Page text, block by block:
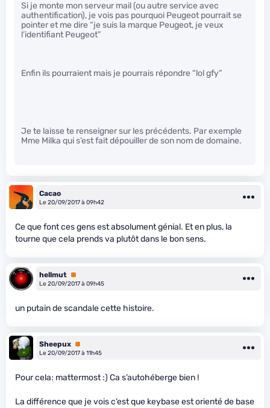
Si je monte mon serveur mail (ou autre service avec
authentification), je vois pas pourquoi Peugeot pourrait se
pointer et me dire “je suis la marque Peugeot, je veux
l’identifiant Peugeot”
Enfin ils pourraient mais je pourrais répondre “lol gfy”
Je te laisse te renseigner sur les précédents. Par exemple
Mme Milka qui s’est fait dépouiller de son nom de domaine.
Cacao
Le 20/09/2017 à 09h42
Ce que font ces gens est absolument génial. Et en plus, la
tourne que cela prends va plutôt dans le bon sens.
hellmut Premium
Le 20/09/2017 à 09h45
un putain de scandale cette histoire.
Sheepux Premium
Le 20/09/2017 à 11h45
Pour cela: mattermost :) Ca s’autohéberge bien !
La différence que je vois c’est que keybase est orienté de base